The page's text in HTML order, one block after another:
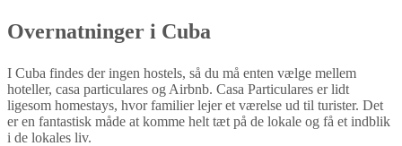
Overnatninger i Cuba
I Cuba findes der ingen hostels, så du må enten vælge mellem
hoteller, casa particulares og Airbnb. Casa Particulares er lidt
ligesom homestays, hvor familier lejer et værelse ud til turister. Det
er en fantastisk måde at komme helt tæt på de lokale og få et indblik
i de lokales liv.